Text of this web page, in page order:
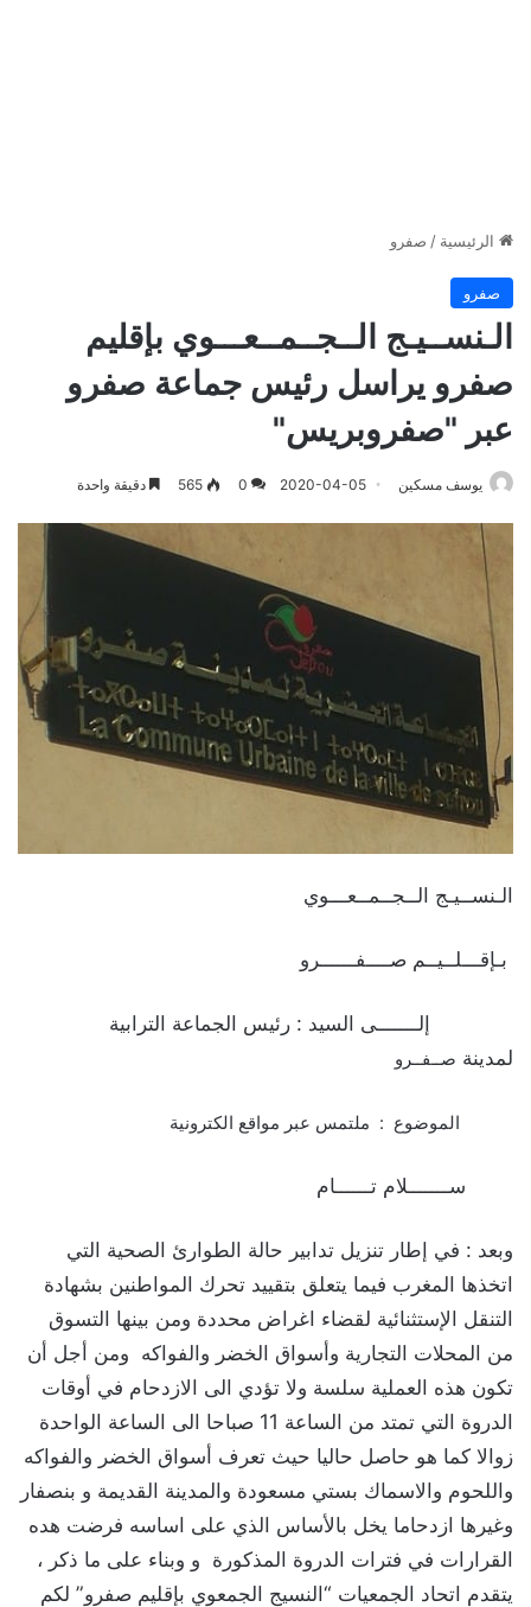
الرئيسية / صفرو
صفرو
الـنســيـج الــجــمــعـــوي بإقليم
صفرو يراسل رئيس جماعة صفرو
عبر "صفروبريس"
يوسف مسكين 2020-04-05
0
565 دقيقة واحدة
الـنســيـج الــجــمــعـــوي
بـإقـــلــيــم صــــفــــــرو
إلـــــــى السيد : رئيس الجماعة الترابية
لمدينة صــفــرو
الموضوع : ملتمس عبر مواقع الكترونية
ﺳـــــــلام تــــــام
وبعد : في إطار تنزيل تدابير حالة الطوارئ الصحية التي
اتخذها المغرب فيما يتعلق بتقييد تحرك المواطنين بشهادة
التنقل الإستثنائية لقضاء اغراض محددة ومن بينها التسوق
من المحلات التجارية وأسواق الخضر والفواكه ومن أجل أن
تكون هذه العملية سلسة ولا تؤدي الى الازدحام في أوقات
الدروة التي تمتد من الساعة 11 صباحا الى الساعة الواحدة
زوالا كما هو حاصل حاليا حيث تعرف أسواق الخضر والفواكه
واللحوم والاسماك بستي مسعودة والمدينة القديمة و بنصفار
وغيرها ازدحاما يخل بالأساس الذي على اساسه فرضت هده
القرارات في فترات الدروة المذكورة و وبناء على ما ذكر ،
يتقدم اتحاد الجمعيات “النسيج الجمعوي بإقليم صفرو” لكم